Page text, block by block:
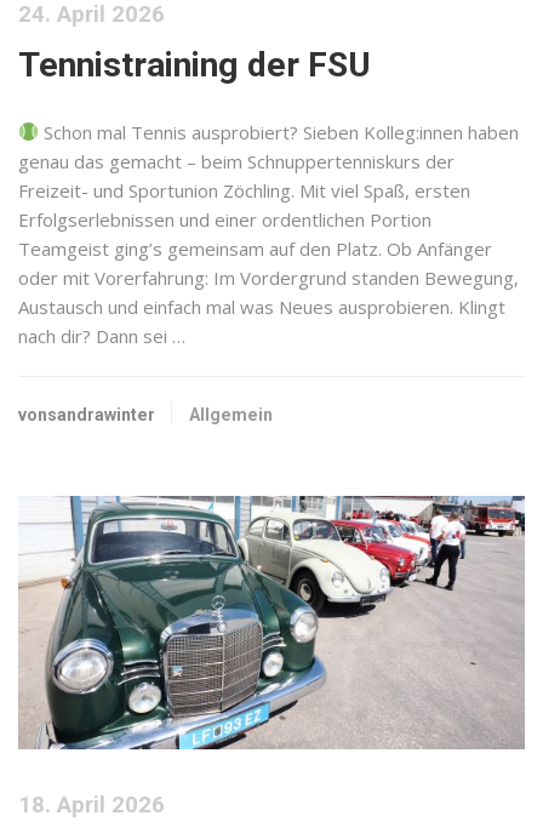
24. April 2026
Tennistraining der FSU
Schon mal Tennis ausprobiert? Sieben Kolleg:innen haben
genau das gemacht – beim Schnuppertenniskurs der
Freizeit- und Sportunion Zöchling. Mit viel Spaß, ersten
Erfolgserlebnissen und einer ordentlichen Portion
Teamgeist ging’s gemeinsam auf den Platz. Ob Anfänger
oder mit Vorerfahrung: Im Vordergrund standen Bewegung,
Austausch und einfach mal was Neues ausprobieren. Klingt
nach dir? Dann sei …
vonsandrawinter Allgemein
18. April 2026